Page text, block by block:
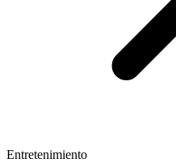
Entretenimiento